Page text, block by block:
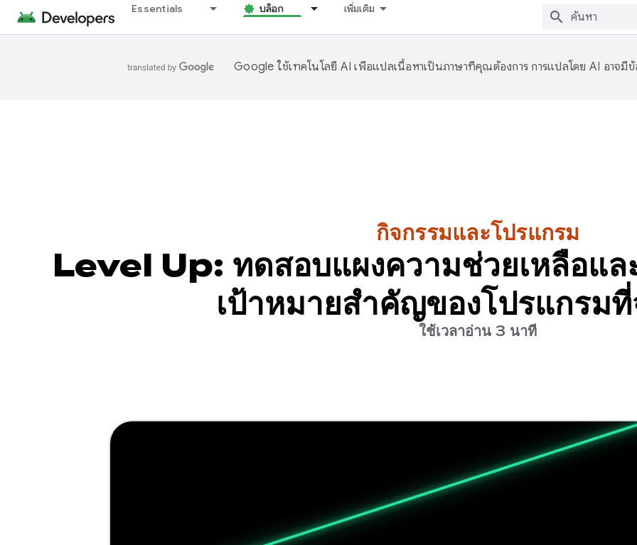
Essentials บล็อก เพิ่มเติม
Google ใช้เทคโนโลยี AI เพื่อแปลเนื้อหาเป็นภาษาที่คุณต้องการ การแปลโดย AI อาจมี
กิจกรรมและโปรแกรม
Level Up: ทดสอบแผงความช่วยเหลือแล
เป้าหมายสำคัญของโปรแกรม
ใช้เวลาอ่าน 3 นาที